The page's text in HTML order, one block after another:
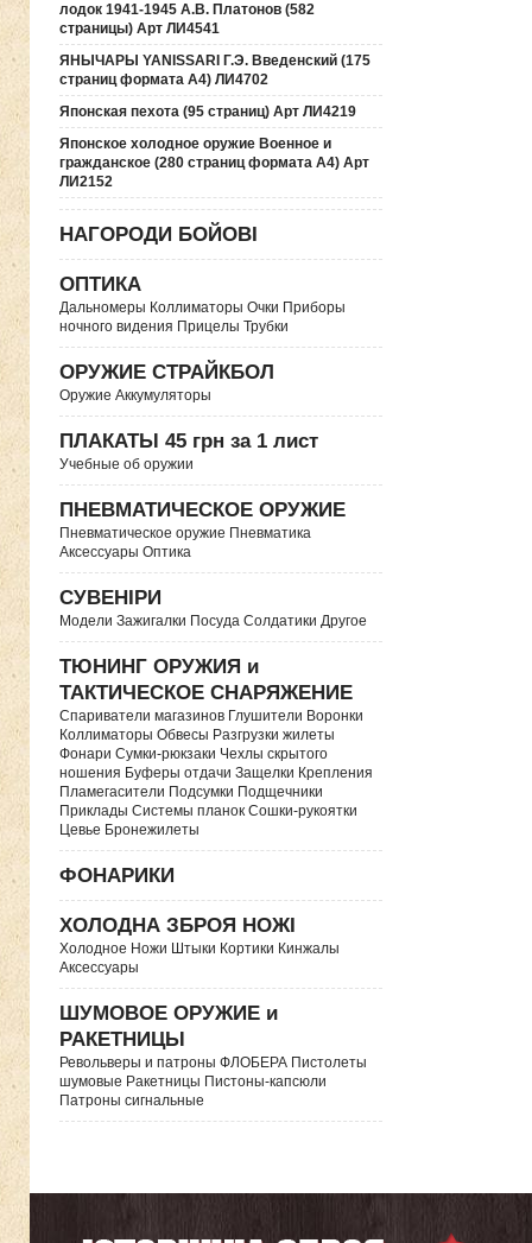
лодок 1941-1945 А.В. Платонов (582
страницы) Арт ЛИ4541
ЯНЫЧАРЫ YANISSARI Г.Э. Введенский (175
страниц формата А4) ЛИ4702
Японская пехота (95 страниц) Арт ЛИ4219
Японское холодное оружие Военное и
гражданское (280 страниц формата А4) Арт
ЛИ2152
НАГОРОДИ БОЙОВІ
ОПТИКА
Дальномеры Коллиматоры Очки Приборы
ночного видения Прицелы Трубки
ОРУЖИЕ СТРАЙКБОЛ
Оружие Аккумуляторы
ПЛАКАТЫ 45 грн за 1 лист
Учебные об оружии
ПНЕВМАТИЧЕСКОЕ ОРУЖИЕ
Пневматическое оружие Пневматика
Аксессуары Оптика
СУВЕНІРИ
Модели Зажигалки Посуда Солдатики Другое
ТЮНИНГ ОРУЖИЯ и
ТАКТИЧЕСКОЕ СНАРЯЖЕНИЕ
Спариватели магазинов Глушители Воронки
Коллиматоры Обвесы Разгрузки жилеты
Фонари Сумки-рюкзаки Чехлы скрытого
ношения Буферы отдачи Защелки Крепления
Пламегасители Подсумки Подщечники
Приклады Системы планок Сошки-рукоятки
Цевье Бронежилеты
ФОНАРИКИ
ХОЛОДНА ЗБРОЯ НОЖІ
Холодное Ножи Штыки Кортики Кинжалы
Аксессуары
ШУМОВОЕ ОРУЖИЕ и
РАКЕТНИЦЫ
Револьверы и патроны ФЛОБЕРА Пистолеты
шумовые Ракетницы Пистоны-капсюли
Патроны сигнальные